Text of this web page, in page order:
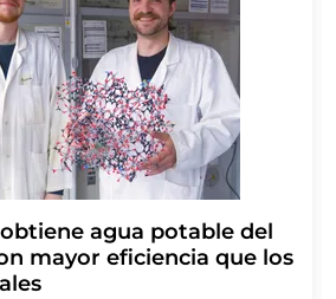
agua potable del
mayor eficiencia que los